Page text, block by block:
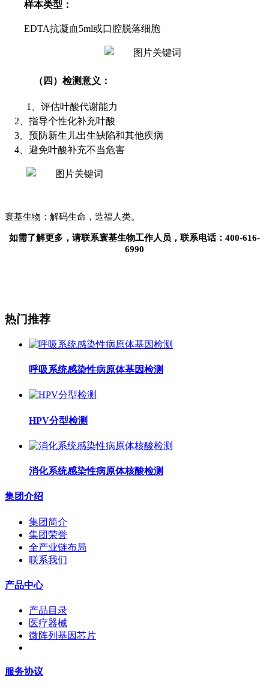
样本类型：
EDTA抗凝血 5ml或口腔脱落细胞
（四） 检测意义：
1、 评估叶酸代谢能力
2、 指导个性化补充叶酸
3、 预防新生儿出生缺陷和其他疾病
4、 避免叶酸补充不当危害
寰基生物：解码生命，造福人类。
如需了解更多，请联系寰基生物工作人员，联系电话： 400-616-
6990
热门推荐
呼吸系统感染性病原体基因检测
HPV分型检测
消化系统感染性病原体核酸检测
集团介绍
集团简介
集团荣誉
全产业链布局
联系我们
产品中心
产品目录
医疗器械
微阵列基因芯片
服务协议